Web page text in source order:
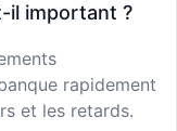
il important ?
rapidement
et les retards.